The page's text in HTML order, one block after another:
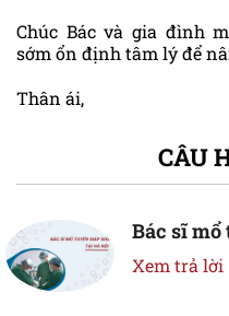
Chúc Bác và gia đình
sớm ổn định tâm lý để
Thân ái,
CÂU
Bác sĩ
Xem trả lời